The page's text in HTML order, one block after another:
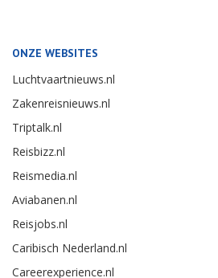
ONZE WEBSITES
Luchtvaartnieuws.nl
Zakenreisnieuws.nl
Triptalk.nl
Reisbizz.nl
Reismedia.nl
Aviabanen.nl
Reisjobs.nl
Caribisch Nederland.nl
Careerexperience.nl